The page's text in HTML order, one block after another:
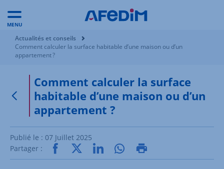
MENU
Vous êtes ici:
Actualités et conseils
Comment calculer la surface habitable d’une maison ou d’un
appartement ?
Retour à la page précédente
Comment calculer la surface
habitable d’une maison ou d’un
appartement ?
Publié le : 07 Juillet 2025
Partager :